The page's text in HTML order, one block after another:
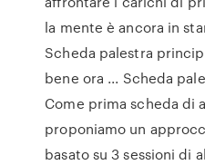
la mente è ancora in
Scheda palestra
bene ora ... Scheda
Come prima scheda di
proponiamo un
basato su 3 sessioni di